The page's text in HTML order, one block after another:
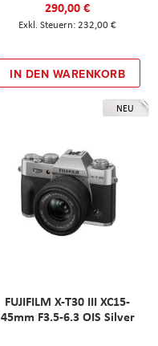
290,00 €
232,00 €
IN DEN WARENKORB
NEU
FUJIFILM X-T30 III XC15-
45mm F3.5-6.3 OIS Silver